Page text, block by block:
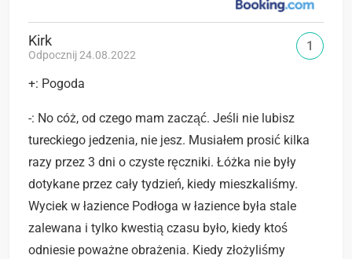
Kirk
Odpocznij 24.08.2022
+: Pogoda
-: No cóż, od czego mam zacząć. Jeśli nie lubisz
tureckiego jedzenia, nie jesz. Musiałem prosić kilka
razy przez 3 dni o czyste ręczniki. Łóżka nie były
dotykane przez cały tydzień, kiedy mieszkaliśmy.
Wyciek w łazience Podłoga w łazience była stale
zalewana i tylko kwestią czasu było, kiedy ktoś
odniesie poważne obrażenia. Kiedy złożyliśmy
1